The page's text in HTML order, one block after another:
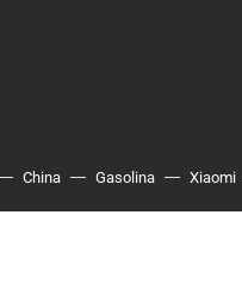
China Gasolina Xiaomi